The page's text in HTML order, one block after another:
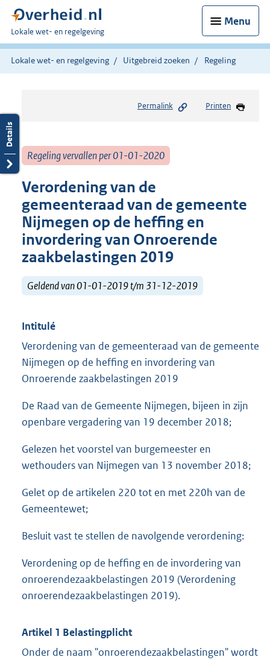
Menu
U
bent
hier:
Lokale wet- en regelgeving
Lokale wet- en regelgeving Uitgebreid zoeken Regeling
Permalink Printen
Regeling vervallen per 01-01-2020
Verordening van de
gemeenteraad van de gemeente
Nijmegen op de heffing en
invordering van Onroerende
zaakbelastingen 2019
Geldend van 01-01-2019 t/m 31-12-2019
Intitulé
Verordening van de gemeenteraad van de gemeente
Nijmegen op de heffing en invordering van
Onroerende zaakbelastingen 2019
De Raad van de Gemeente Nijmegen, bijeen in zijn
openbare vergadering van 19 december 2018;
Gelezen het voorstel van burgemeester en
wethouders van Nijmegen van 13 november 2018;
Gelet op de artikelen 220 tot en met 220h van de
Gemeentewet;
Besluit vast te stellen de navolgende verordening:
Verordening op de heffing en de invordering van
onroerendezaakbelastingen 2019 (Verordening
onroerendezaakbelastingen 2019).
Artikel 1 Belastingplicht
Onder de naam "onroerendezaakbelastingen" wordt